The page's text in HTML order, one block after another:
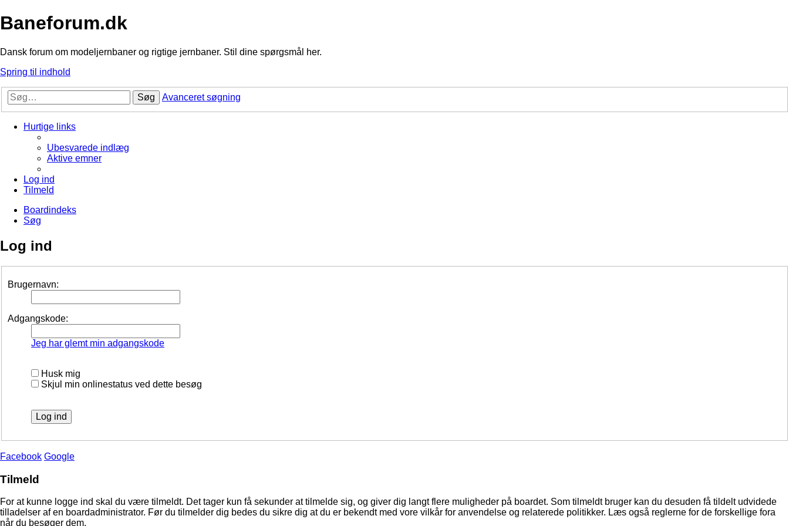
Baneforum.dk
Dansk forum om modeljernbaner og rigtige jernbaner. Stil dine spørgsmål her.
Spring til indhold
Søg Avanceret søgning
Hurtige links
Ubesvarede indlæg
Aktive emner
Log ind
Tilmeld
Boardindeks
Søg
Log ind
Brugernavn:
Adgangskode:
Jeg har glemt min adgangskode
Husk mig
Skjul min onlinestatus ved dette besøg
Facebook Google
Tilmeld
For at kunne logge ind skal du være tilmeldt. Det tager kun få sekunder at tilmelde sig, og giver dig langt flere muligheder på boardet. Som tilmeldt bruger kan du desuden få tildelt udvidede
tilladelser af en boardadministrator. Før du tilmelder dig bedes du sikre dig at du er bekendt med vore vilkår for anvendelse og relaterede politikker. Læs også reglerne for de forskellige fora
når du besøger dem.